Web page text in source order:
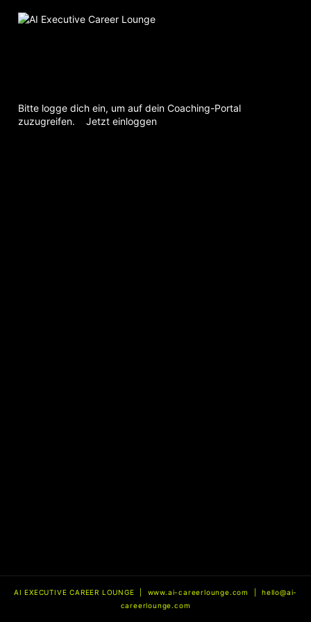
Bitte logge dich ein, um auf dein Coaching-Portal
zuzugreifen.
Jetzt einloggen
AI EXECUTIVE CAREER LOUNGE | www.ai-careerlounge.com | hello@ai-
careerlounge.com